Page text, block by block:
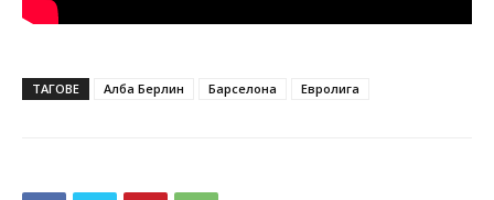
ТАГОВЕ Алба Берлин Барселона Евролига